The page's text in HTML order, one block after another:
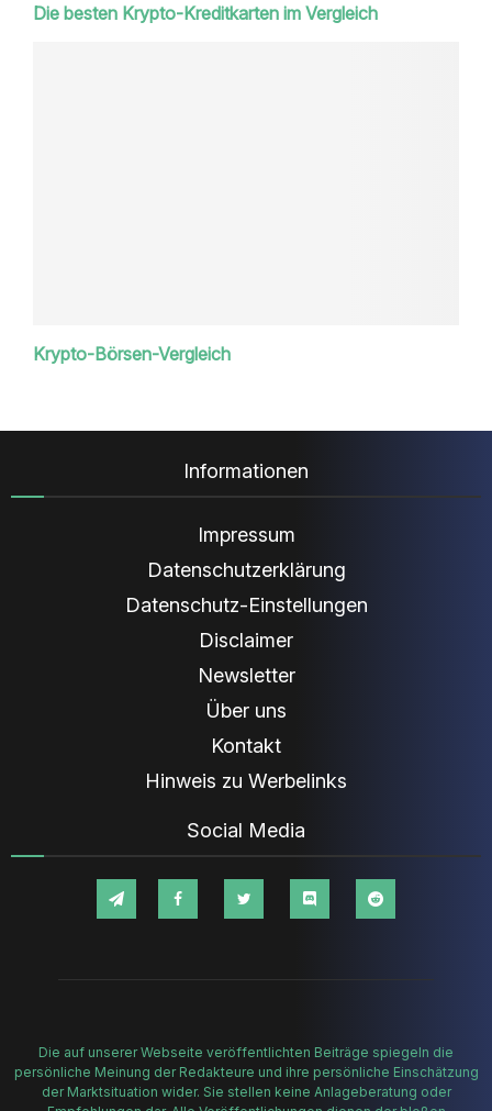
Die besten Krypto-Kreditkarten im Vergleich
Krypto-Börsen-Vergleich
Informationen
Impressum
Datenschutzerklärung
Datenschutz-Einstellungen
Disclaimer
Newsletter
Über uns
Kontakt
Hinweis zu Werbelinks
Social Media
Die auf unserer Webseite veröffentlichten Beiträge spiegeln die
persönliche Meinung der Redakteure und ihre persönliche Einschätzung
der Marktsituation wider. Sie stellen keine Anlageberatung oder